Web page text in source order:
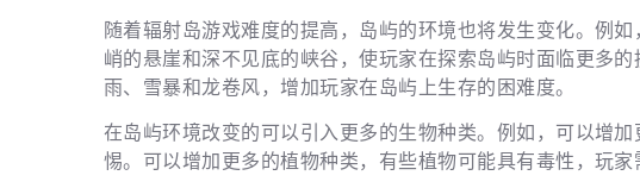
随着辐射岛游戏难度的提高，岛屿的环境也将发生变化。例
峭的悬崖和深不见底的峡谷，使玩家在探索岛屿时面临更多
雨、雪暴和龙卷风，增加玩家在岛屿上生存的困难度。
在岛屿环境改变的可以引入更多的生物种类。例如，可以增
惕。可以增加更多的植物种类，有些植物可能具有毒性，玩家